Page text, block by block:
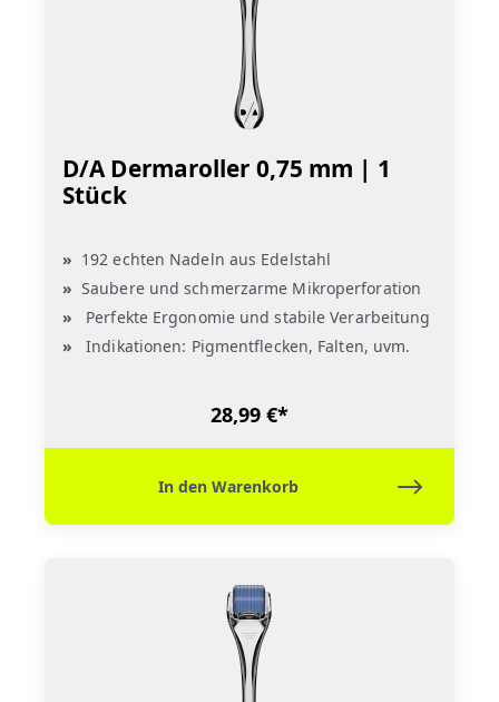
D/A Dermaroller 0,75 mm | 1
Stück
192 echten Nadeln aus Edelstahl
Saubere und schmerzarme Mikroperforation
Perfekte Ergonomie und stabile Verarbeitung
Indikationen: Pigmentflecken, Falten, uvm.
28,99 €*
In den Warenkorb